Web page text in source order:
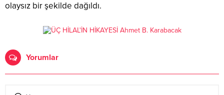
olaysız bir şekilde dağıldı.
Yorumlar